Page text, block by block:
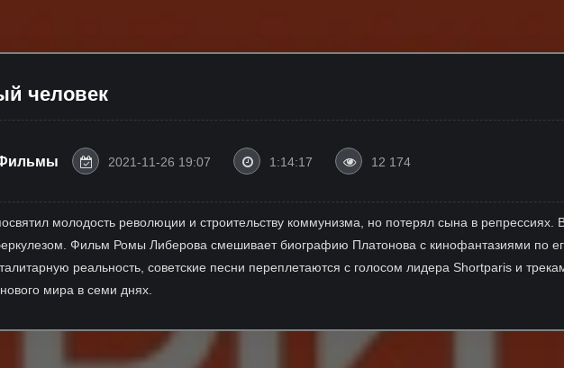
человек
2021-11-26 19:07 1:14:17 12 174
молодость революции и строительству коммунизма, но потерял сына в репрессиях.
Фильм Ромы Либерова смешивает биографию Платонова с кинофантазиями по
реальность, советские песни переплетаются с голосом лидера Shortparis и
мира в семи днях.